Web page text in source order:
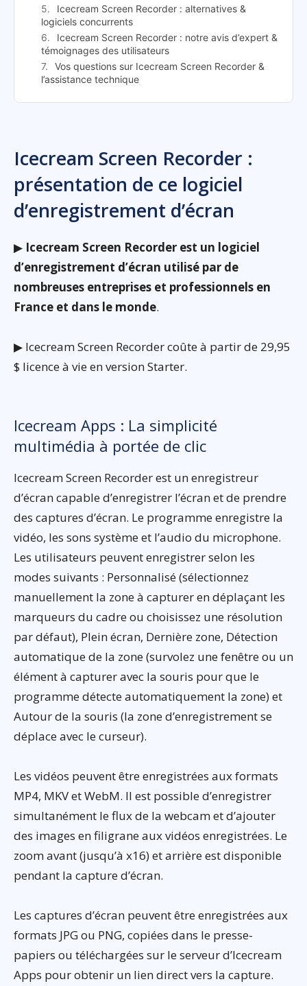
Icecream Screen Recorder : alternatives &
logiciels concurrents
Icecream Screen Recorder : notre avis d’expert &
témoignages des utilisateurs
Vos questions sur Icecream Screen Recorder &
l’assistance technique
Icecream Screen Recorder :
présentation de ce logiciel
d’enregistrement d’écran
▶ Icecream Screen Recorder est un logiciel
d’enregistrement d’écran utilisé par de
nombreuses entreprises et professionnels en
France et dans le monde.
▶ Icecream Screen Recorder coûte à partir de 29,95
$ licence à vie en version Starter.
Icecream Apps : La simplicité
multimédia à portée de clic
Icecream Screen Recorder est un enregistreur
d’écran capable d’enregistrer l’écran et de prendre
des captures d’écran. Le programme enregistre la
vidéo, les sons système et l’audio du microphone.
Les utilisateurs peuvent enregistrer selon les
modes suivants : Personnalisé (sélectionnez
manuellement la zone à capturer en déplaçant les
marqueurs du cadre ou choisissez une résolution
par défaut), Plein écran, Dernière zone, Détection
automatique de la zone (survolez une fenêtre ou un
élément à capturer avec la souris pour que le
programme détecte automatiquement la zone) et
Autour de la souris (la zone d’enregistrement se
déplace avec le curseur).
Les vidéos peuvent être enregistrées aux formats
MP4, MKV et WebM. Il est possible d’enregistrer
simultanément le flux de la webcam et d’ajouter
des images en filigrane aux vidéos enregistrées. Le
zoom avant (jusqu’à x16) et arrière est disponible
pendant la capture d’écran.
Les captures d’écran peuvent être enregistrées aux
formats JPG ou PNG, copiées dans le presse-
papiers ou téléchargées sur le serveur d’Icecream
Apps pour obtenir un lien direct vers la capture.